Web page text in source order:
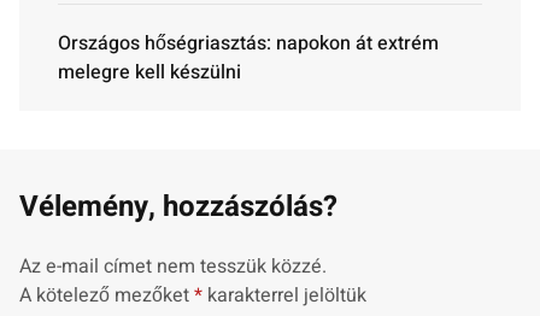
Országos hőségriasztás: napokon át extrém
melegre kell készülni
Vélemény, hozzászólás?
Az e-mail címet nem tesszük közzé.
A kötelező mezőket* karakterrel jelöltük